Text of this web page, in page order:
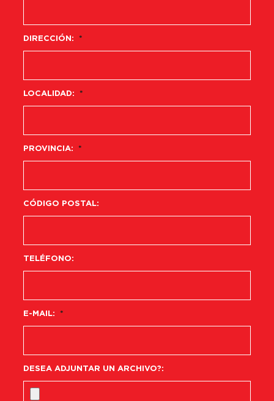
DIRECCIÓN: *
LOCALIDAD: *
PROVINCIA: *
CÓDIGO POSTAL:
TELÉFONO:
E-MAIL: *
DESEA ADJUNTAR UN ARCHIVO?: